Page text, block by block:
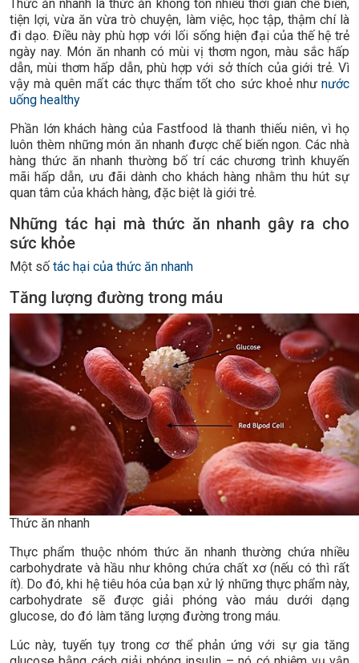
Thức ăn nhanh là thức ăn không tốn nhiều thời gian chế biến,
tiện lợi, vừa ăn vừa trò chuyện, làm việc, học tập, thậm chí là
đi dạo. Điều này phù hợp với lối sống hiện đại của thế hệ trẻ
ngày nay. Món ăn nhanh có mùi vị thơm ngon, màu sắc hấp
dẫn, mùi thơm hấp dẫn, phù hợp với sở thích của giới trẻ. Vì
vậy mà quên mất các thực thẩm tốt cho sức khoẻ như nước
uống healthy
Phần lớn khách hàng của Fastfood là thanh thiếu niên, vì họ
luôn thèm những món ăn nhanh được chế biến ngon. Các nhà
hàng thức ăn nhanh thường bố trí các chương trình khuyến
mãi hấp dẫn, ưu đãi dành cho khách hàng nhằm thu hút sự
quan tâm của khách hàng, đặc biệt là giới trẻ.
Những tác hại mà thức ăn nhanh gây ra cho
sức khỏe
Một số tác hại của thức ăn nhanh
Tăng lượng đường trong máu
Thức ăn nhanh
Thực phẩm thuộc nhóm thức ăn nhanh thường chứa nhiều
carbohydrate và hầu như không chứa chất xơ (nếu có thì rất
ít). Do đó, khi hệ tiêu hóa của bạn xử lý những thực phẩm này,
carbohydrate sẽ được giải phóng vào máu dưới dạng
glucose, do đó làm tăng lượng đường trong máu.
Lúc này, tuyến tụy trong cơ thể phản ứng với sự gia tăng